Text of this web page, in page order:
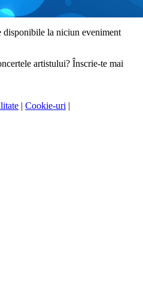
disponibile la niciun eveniment
artistului? Înscrie-te mai
| Cookie-uri |